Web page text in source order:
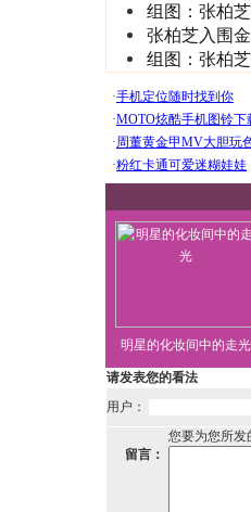
组图：张柏
张柏芝入围
组图：张柏
明星的化妆间中的走光
请发表您的看法
用户：
您要为您所发
留言：